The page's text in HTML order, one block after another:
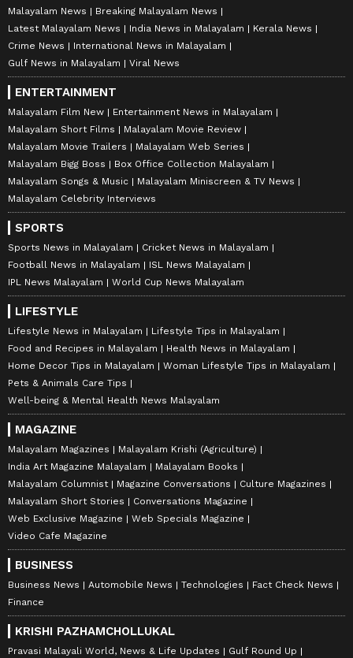
Malayalam News
Breaking Malayalam News
Latest Malayalam News
India News in Malayalam
Kerala News
Crime News
International News in Malayalam
Gulf News in Malayalam
Viral News
ENTERTAINMENT
Malayalam Film New
Entertainment News in Malayalam
Malayalam Short Films
Malayalam Movie Review
Malayalam Movie Trailers
Malayalam Web Series
Malayalam Bigg Boss
Box Office Collection Malayalam
Malayalam Songs & Music
Malayalam Miniscreen & TV News
Malayalam Celebrity Interviews
SPORTS
Sports News in Malayalam
Cricket News in Malayalam
Football News in Malayalam
ISL News Malayalam
IPL News Malayalam
World Cup News Malayalam
LIFESTYLE
Lifestyle News in Malayalam
Lifestyle Tips in Malayalam
Food and Recipes in Malayalam
Health News in Malayalam
Home Decor Tips in Malayalam
Woman Lifestyle Tips in Malayalam
Pets & Animals Care Tips
Well-being & Mental Health News Malayalam
MAGAZINE
Malayalam Magazines
Malayalam Krishi (Agriculture)
India Art Magazine Malayalam
Malayalam Books
Malayalam Columnist
Magazine Conversations
Culture Magazines
Malayalam Short Stories
Conversations Magazine
Web Exclusive Magazine
Web Specials Magazine
Video Cafe Magazine
BUSINESS
Business News Automobile News Technologies
Fact Check News
Finance
KRISHI PAZHAMCHOLLUKAL
Pravasi Malayali World, News & Life Updates Gulf Round Up